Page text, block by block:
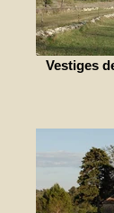
Vestiges